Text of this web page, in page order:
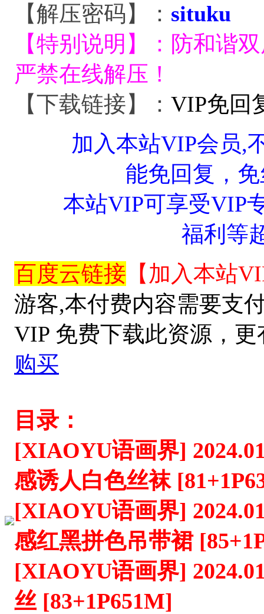
【解压密码】： situku
【特别说明】： 防和谐
严禁在线解压！
【下载链接】： VIP免回
加入本站VIP会员,
能免回复，
本站VIP可享受VIP
福利等
百度云链接 【加入本站
游客,本付费内容需要支
VIP 免费下载此资源，
购买
目录：
[XIAOYU语画界]
感诱人白色丝袜
[XIAOYU语画界]
感红黑拼色吊带裙
[XIAOYU语画界]
丝 [83+1P651M]